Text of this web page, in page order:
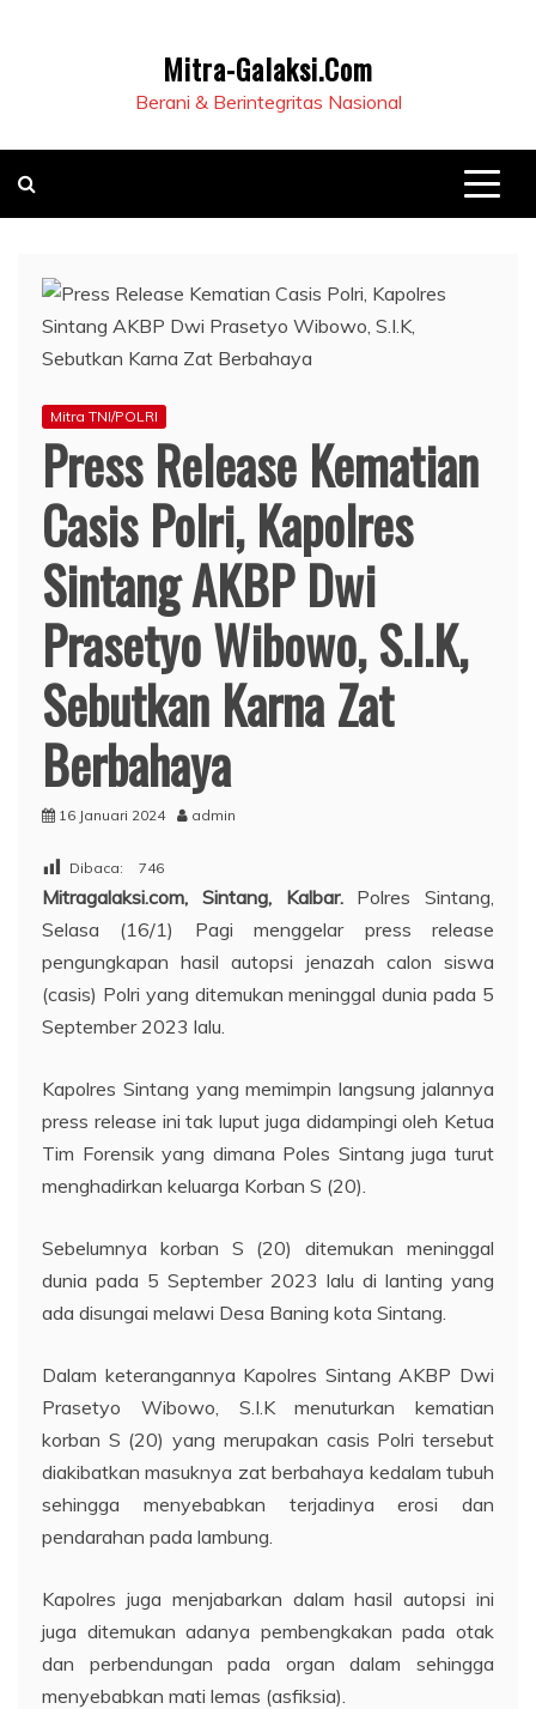
Mitra-Galaksi.Com
Berani & Berintegritas Nasional
Mitra TNI/POLRI
Press Release Kematian
Casis Polri, Kapolres
Sintang AKBP Dwi
Prasetyo Wibowo, S.I.K,
Sebutkan Karna Zat
Berbahaya
16 Januari 2024 admin
Dibaca: 746
Mitragalaksi.com, Sintang, Kalbar. Polres Sintang,
Selasa (16/1) Pagi menggelar press release
pengungkapan hasil autopsi jenazah calon siswa
(casis) Polri yang ditemukan meninggal dunia pada 5
September 2023 lalu.
Kapolres Sintang yang memimpin langsung jalannya
press release ini tak luput juga didampingi oleh Ketua
Tim Forensik yang dimana Poles Sintang juga turut
menghadirkan keluarga Korban S (20).
Sebelumnya korban S (20) ditemukan meninggal
dunia pada 5 September 2023 lalu di lanting yang
ada disungai melawi Desa Baning kota Sintang.
Dalam keterangannya Kapolres Sintang AKBP Dwi
Prasetyo Wibowo, S.I.K menuturkan kematian
korban S (20) yang merupakan casis Polri tersebut
diakibatkan masuknya zat berbahaya kedalam tubuh
sehingga menyebabkan terjadinya erosi dan
pendarahan pada lambung.
Kapolres juga menjabarkan dalam hasil autopsi ini
juga ditemukan adanya pembengkakan pada otak
dan perbendungan pada organ dalam sehingga
menyebabkan mati lemas (asfiksia).